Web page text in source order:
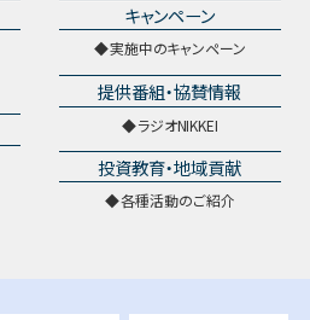
キャンペーン
実施中のキャンペーン
提供番組・協賛情報
ラジオNIKKEI
投資教育・地域貢献
各種活動のご紹介